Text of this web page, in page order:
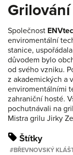
Společnost
enviromentální
stanice,
důvodem bylo
od svého vzniku.
z akademických a
enviromentálními
zahraniční hosté.
pochutnávali na
Mistra grilu Jirky
Štítky
BŘEVNOVSKÝ